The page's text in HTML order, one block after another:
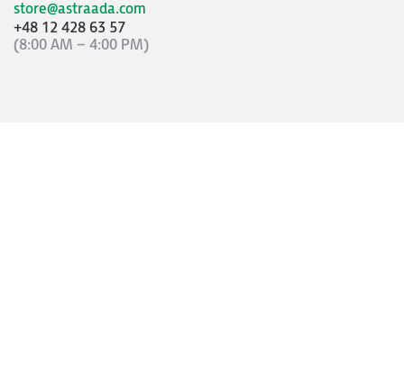
store@astraada.com
+48 12 428 63 57
(8:00 AM – 4:00 PM)